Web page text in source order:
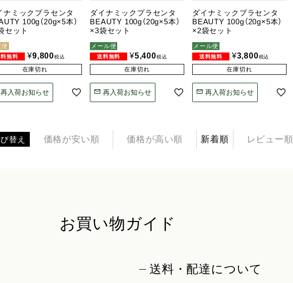
ナミックプラセンタ
100g（20g×5本）
セット
¥9,800税込
在庫切れ
再入荷お知らせ
ダイナミックプラセンタ
BEAUTY 100g（20g×5本）
×3袋セット
メール便
¥5,400税込
在庫切れ
再入荷お知らせ
ダイナミックプラセンタ
BEAUTY 100g（20g×5本）
×2袋セット
メール便
¥3,800税込
在庫切れ
再入荷お知らせ
替え 価格が安い順 価格が高い順 新着順 レビュー順
お買い物ガイド
送料・配達について